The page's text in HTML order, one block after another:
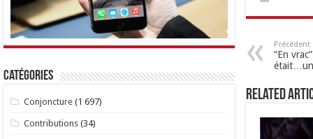
Précédent
“En
Related
Catégories
Conjoncture (1 697)
Contributions (34)